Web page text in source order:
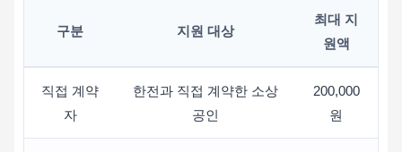
구분 지원 대상
최대 지
원액
직접 계약
자
한전과 직접 계약한 소상
공인
200,000
원